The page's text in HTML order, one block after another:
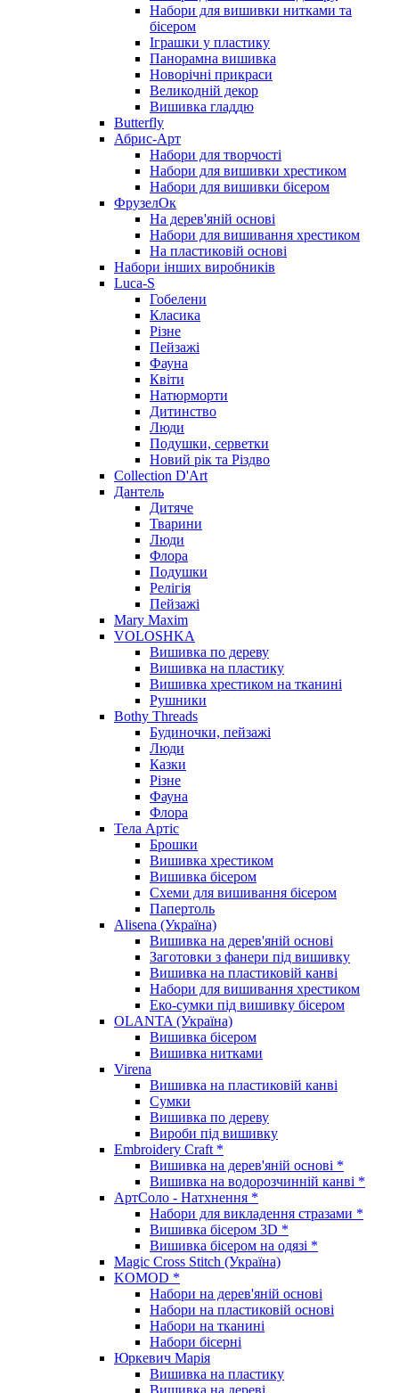
Набори для вишивки нитками та
бісером
Іграшки у пластику
Панорамна вишивка
Новорічні прикраси
Великодній декор
Вишивка гладдю
Butterfly
Абрис-Арт
Набори для творчості
Набори для вишивки хрестиком
Набори для вишивки бісером
ФрузелОк
На дерев'яній основі
Набори для вишивання хрестиком
На пластиковій основі
Набори інших виробників
Luca-S
Гобелени
Класика
Різне
Пейзажі
Фауна
Квіти
Натюрморти
Дитинство
Люди
Подушки, серветки
Новий рік та Різдво
Collection D'Art
Дантель
Дитяче
Тварини
Люди
Флора
Подушки
Релігія
Пейзажі
Mary Maxim
VOLOSHKA
Вишивка по дереву
Вишивка на пластику
Вишивка хрестиком на тканині
Рушники
Bothy Threads
Будиночки, пейзажі
Люди
Казки
Різне
Фауна
Флора
Тела Артіс
Брошки
Вишивка хрестиком
Вишивка бісером
Схеми для вишивання бісером
Папертоль
Alisena (Україна)
Вишивка на дерев'яній основі
Заготовки з фанери під вишивку
Вишивка на пластиковій канві
Набори для вишивання хрестиком
Еко-сумки під вишивку бісером
OLANTA (Україна)
Вишивка бісером
Вишивка нитками
Virena
Вишивка на пластиковій канві
Сумки
Вишивка по дереву
Вироби під вишивку
Embroidery Craft *
Вишивка на дерев'яній основі *
Вишивка на водорозчинній канві *
АртСоло - Натхнення *
Набори для викладення стразами *
Вишивка бісером 3D *
Вишивка бісером на одязі *
Magic Cross Stitch (Україна)
KOMOD *
Набори на дерев'яній основі
Набори на пластиковій основі
Набори на тканині
Набори бісерні
Юркевич Марія
Вишивка на пластику
Вишивка на дереві